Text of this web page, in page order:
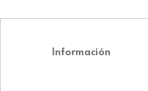
Información